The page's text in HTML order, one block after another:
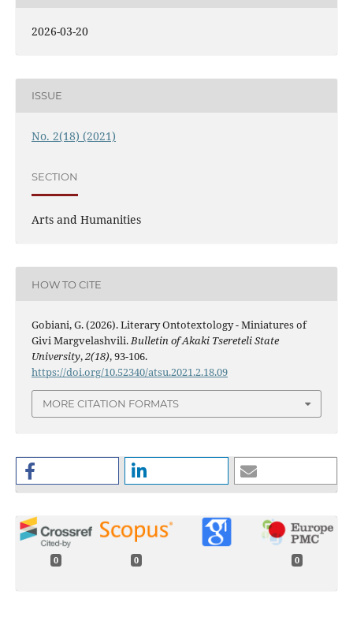
2026-03-20
ISSUE
No. 2(18) (2021)
SECTION
Arts and Humanities
HOW TO CITE
Gobiani, G. (2026). Literary Ontotextology - Miniatures of
Givi Margvelashvili.Bulletin of Akaki Tsereteli State
University,2(18), 93-106.
https://doi.org/10.52340/atsu.2021.2.18.09
MORE CITATION FORMATS
0 0 0